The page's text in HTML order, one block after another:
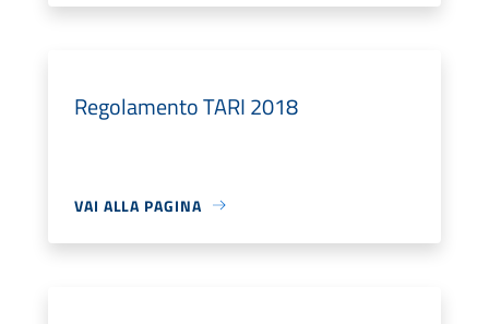
Regolamento TARI 2018
VAI ALLA PAGINA